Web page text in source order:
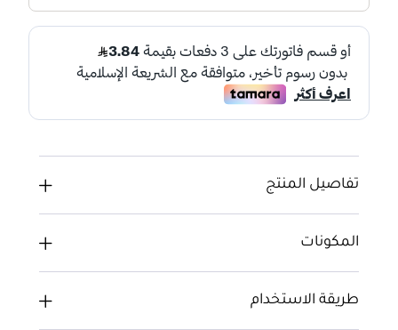
تفاصيل المنتج
المكونات
طريقة الاستخدام